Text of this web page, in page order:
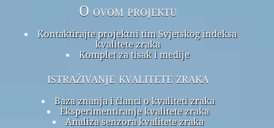
O ovom projektu
Kontaktirajte projektni tim Svjetskog indeksa
kvalitete zraka
Komplet za tisak i medije
istraživanje kvalitete zraka
Baza znanja i članci o kvaliteti zraka
Eksperimentiranje kvalitete zraka
Analiza senzora kvalitete zraka